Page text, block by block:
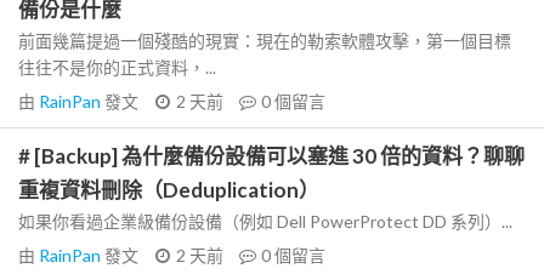
備份是什麼
前面幾篇提過一個殘酷的現實：現在的勒索軟體攻擊，第一個目標
往往不是你的正式資料，...
由 RainPan 發文 2 天前 0個留言
# [Backup] 為什麼備份設備可以塞進 30 倍的資料？聊聊
重複資料刪除（Deduplication）
如果你看過企業級備份設備（例如 Dell PowerProtect DD 系列）...
由 RainPan 發文 2 天前 0個留言